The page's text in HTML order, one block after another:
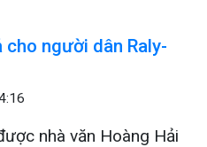
người dân Raly-
nhà văn Hoàng Hải